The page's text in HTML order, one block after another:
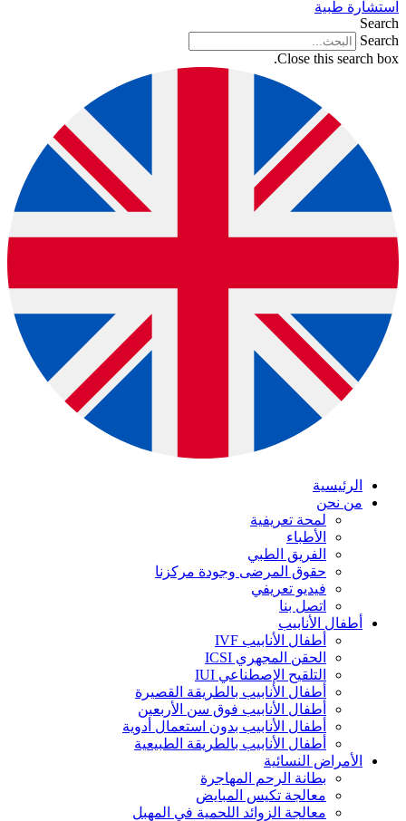
استشارة طبية
Search
Search
Close this search box.
الرئيسية
من نحن
لمحة تعريفية
الأطباء
الفريق الطبي
حقوق المرضى وجودة مركزنا
فيديو تعريفي
اتصل بنا
أطفال الأنابيب
أطفال الأنابيب IVF
الحقن المجهري ICSI
التلقيح الإصطناعي IUI
أطفال الأنابيب بالطريقة القصيرة
أطفال الأنابيب فوق سن الأربعين
أطفال الأنابيب بدون استعمال أدوية
أطفال الأنابيب بالطريقة الطبيعية
الأمراض النسائية
بطانة الرحم المهاجرة
معالجة تكيس المبايض
معالجة الزوائد اللحمية في المهبل